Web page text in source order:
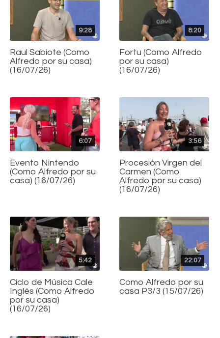
9:28
Raul Sabiote (Como
Alfredo por su casa)
(16/07/26)
8:20
Fortu (Como Alfredo
por su casa)
(16/07/26)
6:07
Evento Nintendo
(Como Alfredo por su
casa) (16/07/26)
3:56
Procesión Virgen del
Carmen (Como
Alfredo por su casa)
(16/07/26)
5:42
Ciclo de Música Cale
Inglés (Como Alfredo
por su casa)
(16/07/26)
22:07
Como Alfredo por su
casa P3/3 (15/07/26)